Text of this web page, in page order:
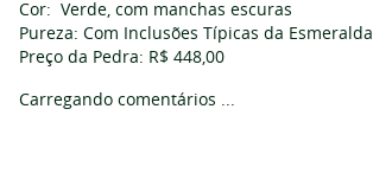
Cor: Verde, com manchas escuras
Pureza: Com Inclusões Típicas da Esmeralda
Preço da Pedra: R$ 448,00
Carregando comentários ...